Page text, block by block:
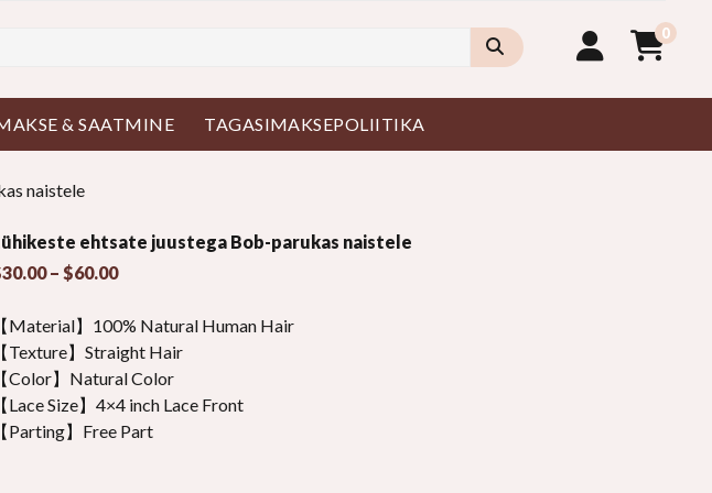
0
& SAATMINE TAGASIMAKSEPOLIITIKA
naistele
ehtsate juustega Bob-parukas naistele
30.00 – $60.00Hinnavahemik:
läbi
$60.00
【Material】100% Natural Human Hair
【Texture】Straight Hair
【Color】Natural Color
【Lace Size】4×4 inch Lace Front
【Parting】Free Part